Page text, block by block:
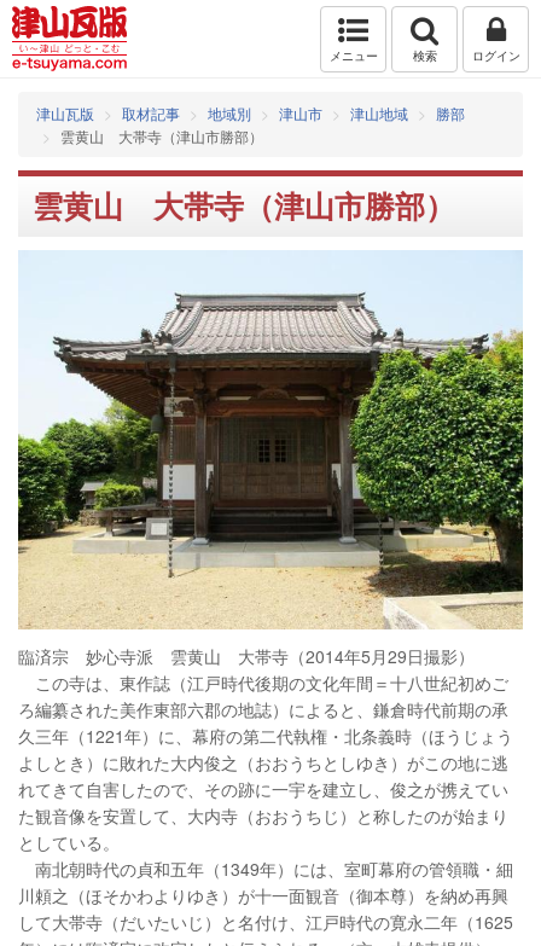
メニュー 検索 ログイン
津山瓦版 取材記事 地域別 津山市 津山地域
勝部
雲黄山 大帯寺（津山市勝部）
雲黄山 大帯寺（津山市勝部）
臨済宗 妙心寺派 雲黄山 大帯寺（2014年5月29日撮影）
この寺は、東作誌（江戸時代後期の文化年間＝十八世紀初めご
ろ編纂された美作東部六郡の地誌）によると、鎌倉時代前期の承
久三年（1221年）に、幕府の第二代執権・北条義時（ほうじょう
よしとき）に敗れた大内俊之（おおうちとしゆき）がこの地に逃
れてきて自害したので、その跡に一宇を建立し、俊之が携えてい
た観音像を安置して、大内寺（おおうちじ）と称したのが始まり
としている。
南北朝時代の貞和五年（1349年）には、室町幕府の管領職・細
川頼之（ほそかわよりゆき）が十一面観音（御本尊）を納め再興
して大帯寺（だいたいじ）と名付け、江戸時代の寛永二年（1625